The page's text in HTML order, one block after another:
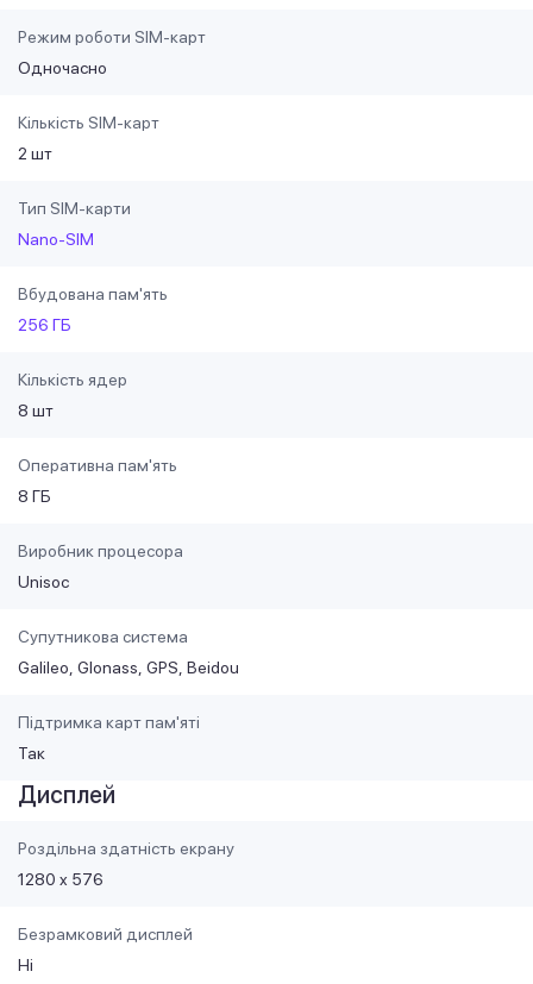
Режим роботи SIM-карт
Одночасно
Кількість SIM-карт
2 шт
Тип SIM-карти
Nano-SIM
Вбудована пам'ять
256 ГБ
Кількість ядер
8 шт
Оперативна пам'ять
8 ГБ
Виробник процесора
Unisoc
Супутникова система
Galileo Glonass GPS Beidou
Підтримка карт пам'яті
Так
Дисплей
Роздільна здатність екрану
1280 x 576
Безрамковий дисплей
Ні